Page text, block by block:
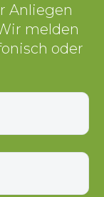
Anliegen
melden
oder